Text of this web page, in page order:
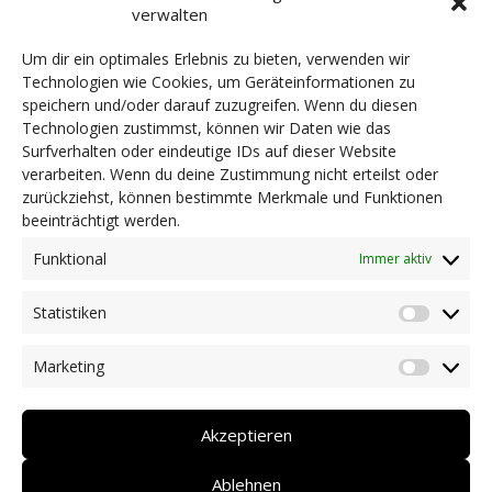
verwalten
Um dir ein optimales Erlebnis zu bieten, verwenden wir
Technologien wie Cookies, um Geräteinformationen zu
speichern und/oder darauf zuzugreifen. Wenn du diesen
Technologien zustimmst, können wir Daten wie das
Surfverhalten oder eindeutige IDs auf dieser Website
verarbeiten. Wenn du deine Zustimmung nicht erteilst oder
zurückziehst, können bestimmte Merkmale und Funktionen
beeinträchtigt werden.
Funktional
Immer aktiv
Statistiken
Marketing
Akzeptieren
Ablehnen
Dringlichkeitsmaßnahmen und aktuelle Informationen
Coronakrise: Hilfsangebote unserer Mitglieder
Initiativen unserer Mitglieder/Partner
Pressespiegel
Newsarchiv
KONTAKT
DEUTSCH
Bewusstsein EO
Protect Our Winters Italy EO
MC Academy ODV
Schützenkompanie Bartlmä von Guggenberg Vintl